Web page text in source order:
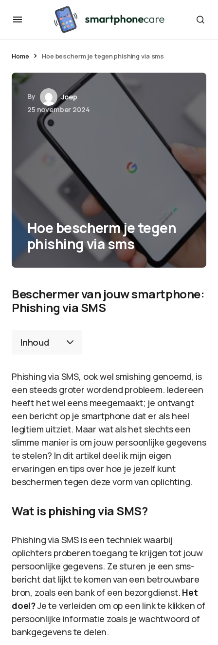
Home Hoe bescherm je tegen phishing via sms
By
Joep
25 november 2024
Hoe bescherm je tegen
phishing via sms
Beschermer van jouw smartphone:
Phishing via SMS
Inhoud
Phishing via SMS, ook wel smishing genoemd, is
een steeds groter wordend probleem. Iedereen
heeft het wel eens meegemaakt; je ontvangt
een bericht op je smartphone dat er als heel
legitiem uitziet. Maar wat als het slechts een
slimme manier is om jouw persoonlijke gegevens
te stelen? In dit artikel deel ik mijn eigen
ervaringen en tips over hoe je jezelf kunt
beschermen tegen deze vorm van oplichting.
Wat is phishing via SMS?
Phishing via SMS is een techniek waarbij
oplichters proberen toegang te krijgen tot jouw
persoonlijke gegevens. Ze sturen je een sms-
bericht dat lijkt te komen van een betrouwbare
bron, zoals een bank of een bezorgdienst. Het
doel?Je te verleiden om op een link te klikken of
persoonlijke informatie zoals je wachtwoord of
bankgegevens te delen.